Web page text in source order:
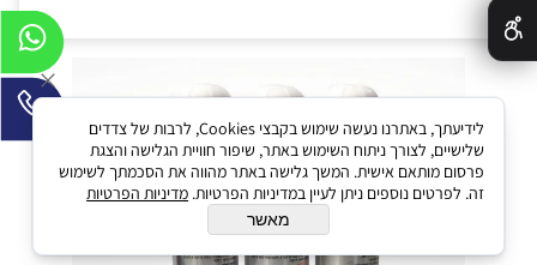
לידיעתך, באתרנו נעשה שימוש בקבצי Cookies, לרבות של צדדים
שלישיים, לצורך ניתוח השימוש באתר, שיפור חוויית הגלישה והצגת
פרסום מותאם אישית. המשך גלישה באתר מהווה את הסכמתך לשימוש
זה. לפרטים נוספים ניתן לעיין במדיניות הפרטיות. מדיניות הפרטיות
מאשר